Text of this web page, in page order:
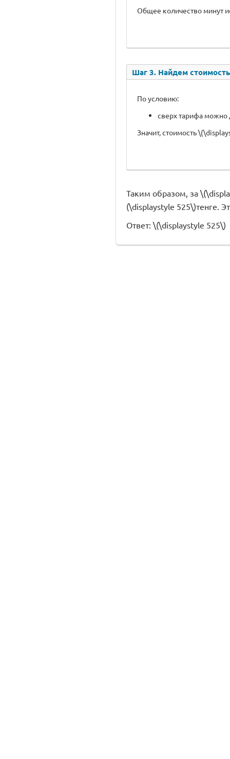
Общее количество минут
Шаг 3. Найдем
По условию:
сверх тарифа можно
Значит, стоимость
Таким образом, за
(\displaystyle 525\)тенге.
Ответ: \(\displaystyle 525\)